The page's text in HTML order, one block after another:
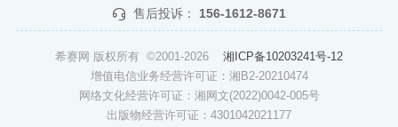
售后投诉： 156-1612-8671
希赛网 版权所有 ©2001-2026 湘ICP备10203241号-12
增值电信业务经营许可证：湘B2-20210474
网络文化经营许可证：湘网文(2022)0042-005号
出版物经营许可证：4301042021177